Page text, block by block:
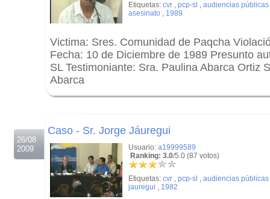
Etiquetas: cvr , pcp-sl , audiencias públicas
asesinato , 1989
Victima: Sres. Comunidad de Paqcha
Fecha: 10 de Diciembre de 1989 Presunto
SL Testimoniante: Sra. Paulina Abarca Ortiz
Abarca
26/08
2009
Caso - Sr. Jorge Jáuregui
Usuario: a19999589
Ranking: 3.0/5.0 (87 votos)
Etiquetas: cvr , pcp-sl , audiencias públicas
jauregui , 1982